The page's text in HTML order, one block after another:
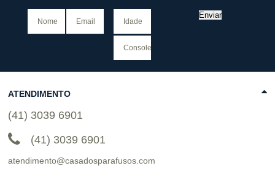
Enviar
ATENDIMENTO
(41) 3039 6901
(41) 3039 6901
atendimento@casadosparafusos.com